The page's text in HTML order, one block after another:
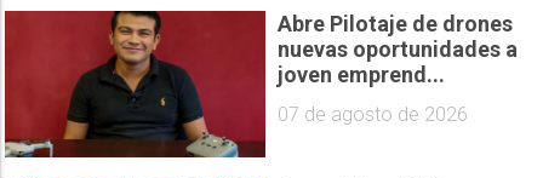
Abre Pilotaje de drones
nuevas oportunidades a
joven emprend...
07 de agosto de 2026